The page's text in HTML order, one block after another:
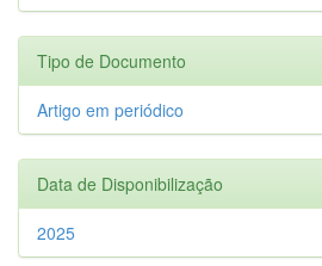
Tipo de Documento
Artigo em periódico
Data de Disponibilização
2025